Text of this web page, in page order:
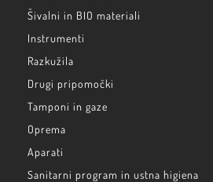
Šivalni in BIO materiali
Instrumenti
Razkužila
Drugi pripomočki
Tamponi in gaze
Oprema
Aparati
Sanitarni program in ustna higiena